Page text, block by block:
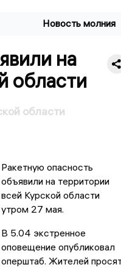
Новость молния
на
области
области
Ракетную опасность
объявили на территории
всей Курской области
утром 27 мая.
В 5.04 экстренное
оповещение опубликовал
оперштаб. Жителей